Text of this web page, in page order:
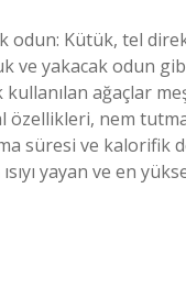
odun: Kütük, tel
ve yakacak odun
ağaçlar
özellikleri, nem
süresi ve kalorifik
yayan ve en